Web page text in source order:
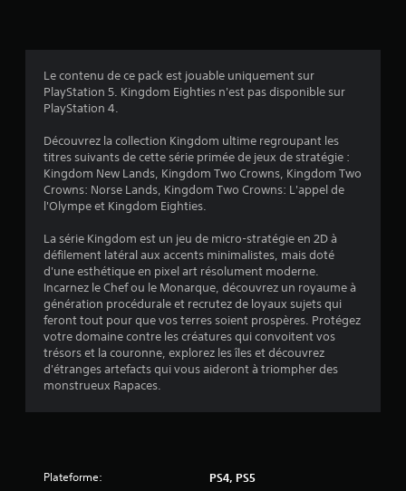
s
4
.
t
o
i
l
Le contenu de ce pack est jouable uniquement sur
PlayStation 5. Kingdom Eighties n'est pas disponible sur
PlayStation 4.
Découvrez la collection Kingdom ultime regroupant les
titres suivants de cette série primée de jeux de stratégie :
Kingdom New Lands, Kingdom Two Crowns, Kingdom Two
Crowns: Norse Lands, Kingdom Two Crowns: L'appel de
l'Olympe et Kingdom Eighties.
La série Kingdom est un jeu de micro-stratégie en 2D à
défilement latéral aux accents minimalistes, mais doté
d'une esthétique en pixel art résolument moderne.
Incarnez le Chef ou le Monarque, découvrez un royaume à
génération procédurale et recrutez de loyaux sujets qui
feront tout pour que vos terres soient prospères. Protégez
votre domaine contre les créatures qui convoitent vos
trésors et la couronne, explorez les îles et découvrez
d'étranges artefacts qui vous aideront à triompher des
monstrueux Rapaces.
Plateforme: PS4, PS5